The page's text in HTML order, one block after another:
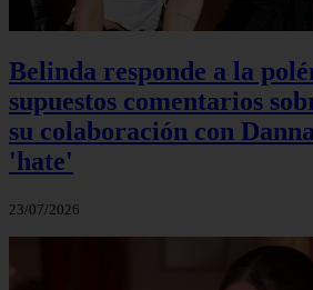
Belinda responde a la
supuestos comentarios
su colaboración con
'hate'
23/07/2026